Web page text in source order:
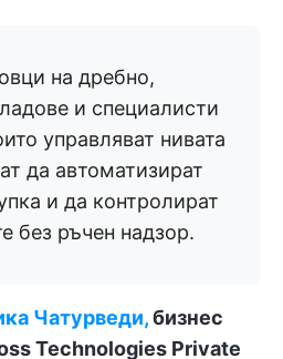
на дребно,
и специалисти
управляват нивата
да автоматизират
и да контролират
без ръчен надзор.
Чатурведи,бизнес
Technologies Private